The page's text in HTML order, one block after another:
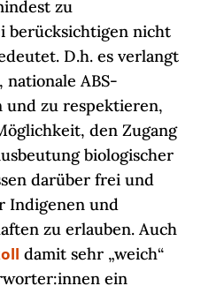
zu
berücksichtigen nicht
D.h. es verlangt
ABS-
und zu respektieren,
den Zugang
biologischer
darüber frei und
Indigenen und
zu erlauben. Auch
damit sehr „weich“
ein